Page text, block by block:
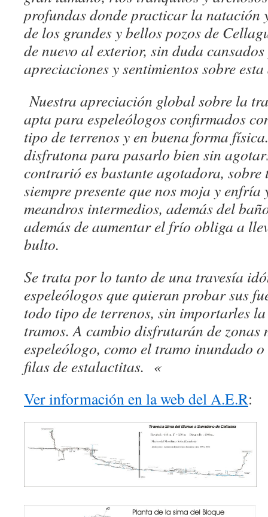
profundas donde practicar la natación
de los grandes y bellos pozos de
de nuevo al exterior, sin duda
apreciaciones y sentimientos sobre
Nuestra apreciación global sobre la
apta para espeleólogos confirmados
tipo de terrenos y en buena forma
disfrutona para pasarlo bien sin
contrarió es bastante agotadora,
siempre presente que nos moja y
meandros intermedios, además del
además de aumentar el frío obliga a
bulto.
Se trata por lo tanto de una travesía
espeleólogos que quieran probar sus
todo tipo de terrenos, sin importarles
tramos. A cambio disfrutarán de zonas
espeleólogo, como el tramo inundado
filas de estalactitas. «
Ver información en la web del A.E.R: